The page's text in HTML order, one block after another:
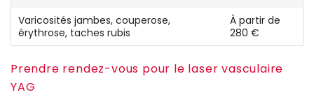
Varicosités jambes, couperose,
érythrose, taches rubis
À partir de
280 €
Prendre rendez-vous pour le laser vasculaire
YAG